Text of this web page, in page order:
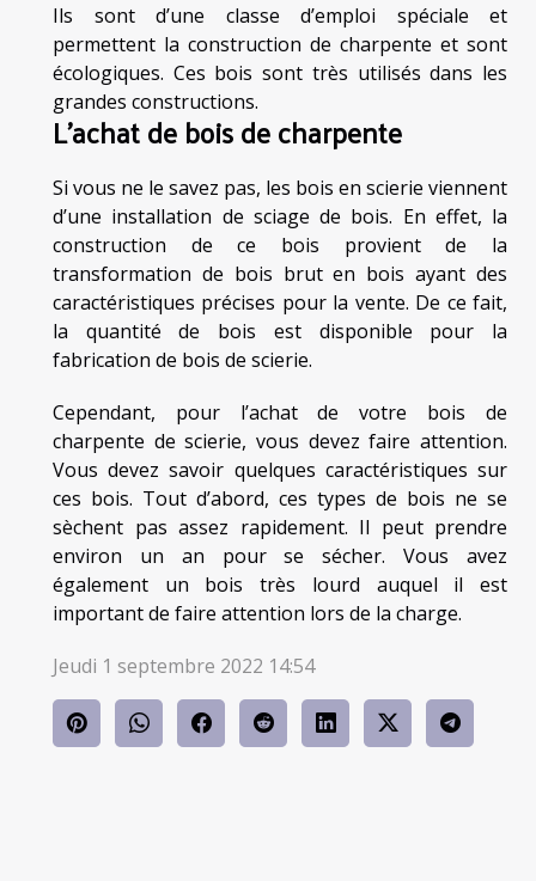
Ils sont d’une classe d’emploi spéciale et
permettent la construction de charpente et sont
écologiques. Ces bois sont très utilisés dans les
grandes constructions.
L’achat de bois de charpente
Si vous ne le savez pas, les bois en scierie viennent
d’une installation de sciage de bois. En effet, la
construction de ce bois provient de la
transformation de bois brut en bois ayant des
caractéristiques précises pour la vente. De ce fait,
la quantité de bois est disponible pour la
fabrication de bois de scierie.
Cependant, pour l’achat de votre bois de
charpente de scierie, vous devez faire attention.
Vous devez savoir quelques caractéristiques sur
ces bois. Tout d’abord, ces types de bois ne se
sèchent pas assez rapidement. Il peut prendre
environ un an pour se sécher. Vous avez
également un bois très lourd auquel il est
important de faire attention lors de la charge.
Jeudi 1 septembre 2022 14:54